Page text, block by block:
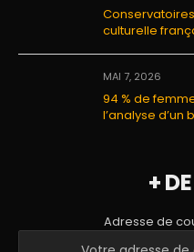
culturelle
MAI 7, 2026
94 % de
l’analyse d’un
+
Adresse de